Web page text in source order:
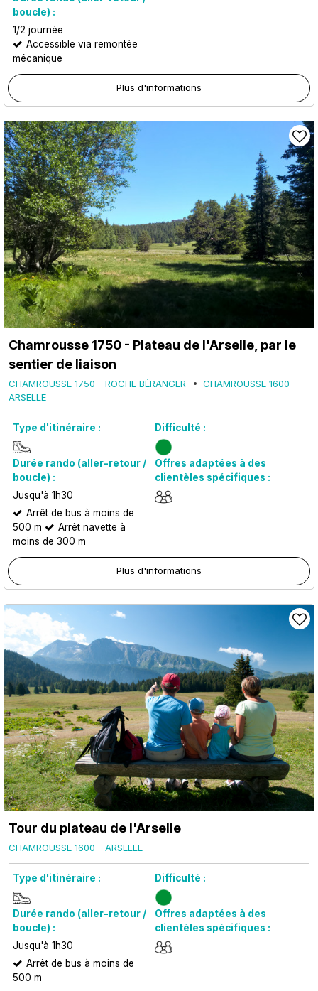
boucle) :
1/2 journée
Accessible via remontée
mécanique
Plus d'informations
Chamrousse 1750 - Plateau de l'Arselle, par le
sentier de liaison
CHAMROUSSE 1750 - ROCHE BÉRANGER
CHAMROUSSE 1600 -
ARSELLE
Type d'itinéraire : Difficulté :
Durée rando (aller-retour /
boucle) :
Jusqu'à 1h30
Offres adaptées à des
clientèles spécifiques :
Arrêt de bus à moins de
500 m
Arrêt navette à
moins de 300 m
Plus d'informations
Tour du plateau de l'Arselle
CHAMROUSSE 1600 - ARSELLE
Type d'itinéraire : Difficulté :
Durée rando (aller-retour /
boucle) :
Jusqu'à 1h30
Offres adaptées à des
clientèles spécifiques :
Arrêt de bus à moins de
500 m